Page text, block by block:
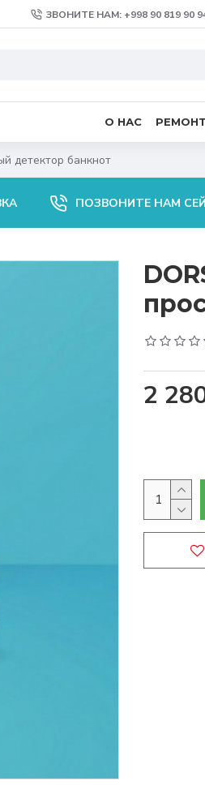
ЗВОНИТЕ НАМ: +998 90 819 90
О НАС
детектор банкнот
ПОЗВОНИТЕ НАМ
2